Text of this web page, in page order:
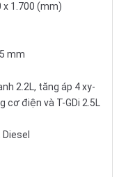
x 1.700 (mm)
mm
2.2L, tăng áp 4 xy-
cơ điện và T-GDi 2.5L